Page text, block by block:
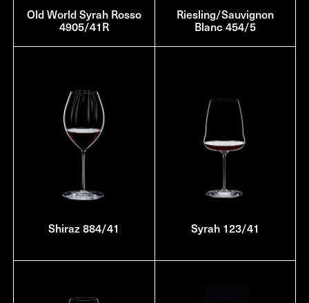
Old World Syrah Rosso
4905/41R
Riesling/Sauvignon
Blanc 454/5
Shiraz 884/41 Syrah 123/41